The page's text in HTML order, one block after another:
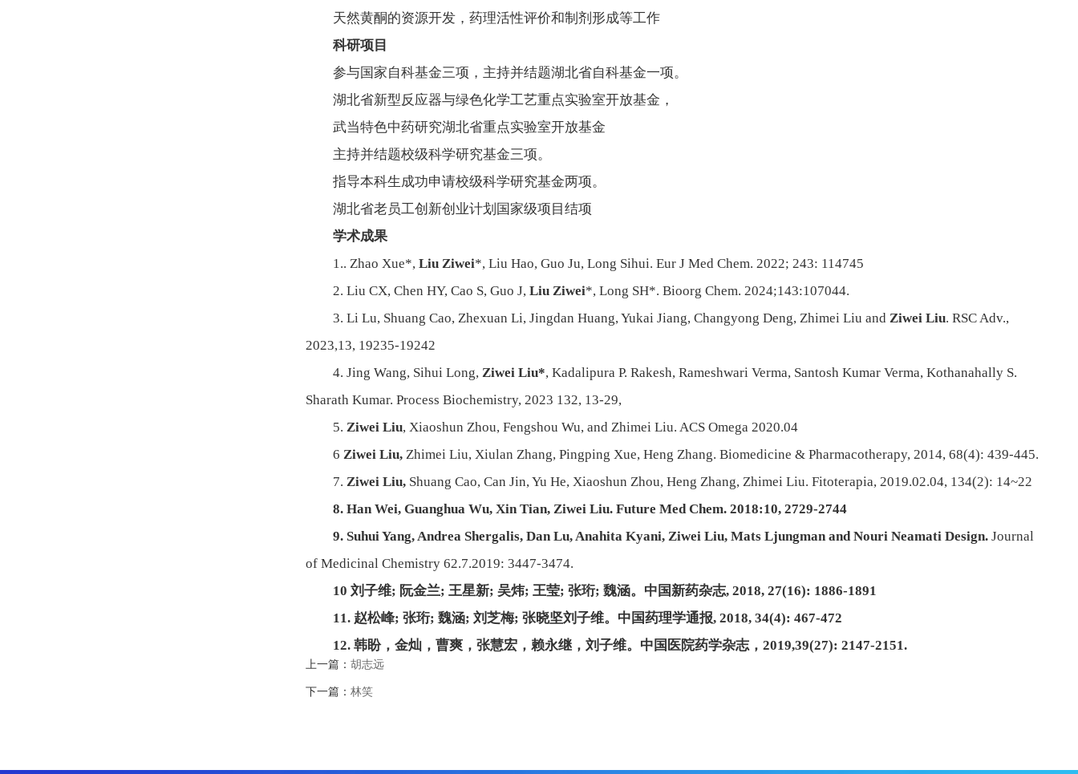
天然黄酮的资源开发，药理活性评价和制剂形成等工作
科研项目
参与国家自科基金三项，主持并结题湖北省自科基金一项。
湖北省新型反应器与绿色化学工艺重点实验室开放基金，
武当特色中药研究湖北省重点实验室开放基金
主持并结题校级科学研究基金三项。
指导本科生成功申请校级科学研究基金两项。
湖北省老员工创新创业计划国家级项目结项
学术成果
1.. Zhao Xue*,Liu Ziwei*, Liu Hao, Guo Ju, Long Sihui. Eur J Med Chem. 2022; 243: 114745
2. Liu CX, Chen HY, Cao S, Guo J,Liu Ziwei*, Long SH*. Bioorg Chem. 2024;143:107044.
3. Li Lu, Shuang Cao, Zhexuan Li, Jingdan Huang, Yukai Jiang, Changyong Deng, Zhimei Liu andZiwei Liu. RSC Adv.,
2023,13, 19235-19242
4. Jing Wang, Sihui Long,Ziwei Liu*, Kadalipura P. Rakesh, Rameshwari Verma, Santosh Kumar Verma, Kothanahally S.
Sharath Kumar. Process Biochemistry, 2023 132, 13-29,
5.Ziwei Liu, Xiaoshun Zhou, Fengshou Wu, and Zhimei Liu. ACS Omega 2020.04
6Ziwei Liu, Zhimei Liu, Xiulan Zhang, Pingping Xue, Heng Zhang. Biomedicine & Pharmacotherapy, 2014, 68(4): 439-445.
7.Ziwei Liu, Shuang Cao, Can Jin, Yu He, Xiaoshun Zhou, Heng Zhang, Zhimei Liu. Fitoterapia, 2019.02.04, 134(2): 14~22
8. Han Wei, Guanghua Wu, Xin Tian, Ziwei Liu. Future Med Chem. 2018:10, 2729-2744
9. Suhui Yang, Andrea Shergalis, Dan Lu, Anahita Kyani, Ziwei Liu, Mats Ljungman and Nouri Neamati Design.Journal
of Medicinal Chemistry 62.7.2019: 3447-3474.
10刘子维; 阮金兰;王星新;吴炜;王莹;张珩;魏涵。中国新药杂志, 2018, 27(16): 1886-1891
11. 赵松峰;张珩;魏涵;刘芝梅;张晓坚刘子维。中国药理学通报, 2018, 34(4): 467-472
12.韩盼，金灿，曹爽，张慧宏，赖永继，刘子维。中国医院药学杂志，2019,39(27): 2147-2151.
上一篇：胡志远
下一篇：林笑